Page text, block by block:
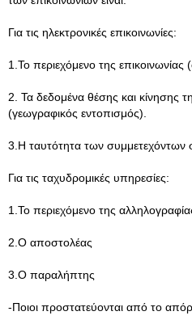
Για τις ηλεκτρονικές επικοινωνίες:
1.Το περιεχόμενο της
2. Τα δεδομένα θέσης και κίνησης
(γεωγραφικός εντοπισμός).
3.Η ταυτότητα των συμμετεχόντων
Για τις ταχυδρομικές υπηρεσίες:
1.Το περιεχόμενο της
2.Ο αποστολέας
3.Ο παραλήπτης
-Ποιοι προστατεύονται από το